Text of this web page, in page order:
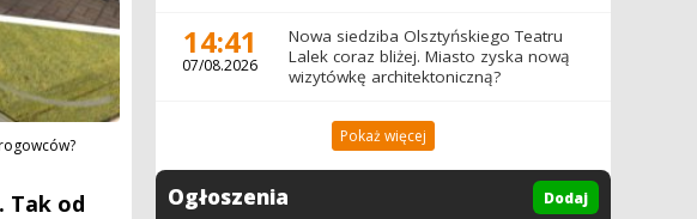
Tak od
14:41
07/08.2026
Nowa siedziba Olsztyńskiego Teatru
Lalek coraz bliżej. Miasto zyska nową
wizytówkę architektoniczną?
Pokaż więcej
Ogłoszenia Dodaj